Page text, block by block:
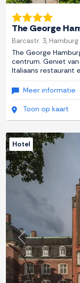
The George
Barcastr. 3, Hamburg
The George
centrum. Geniet
Italiaans restaurant
Meer informatie
Toon op kaart
Previous
Hotel